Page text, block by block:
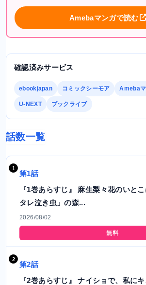
Amebaマンガで読む
確認済みサービス
ebookjapan コミックシーモア Ameba
U-NEXT ブックライブ
話数一覧
第1話
『1巻あらすじ』 麻生梨々花のいと
タレ泣き虫」の森...
2026/08/02
無料
第2話
『2巻あらすじ』 ナイショで、私に